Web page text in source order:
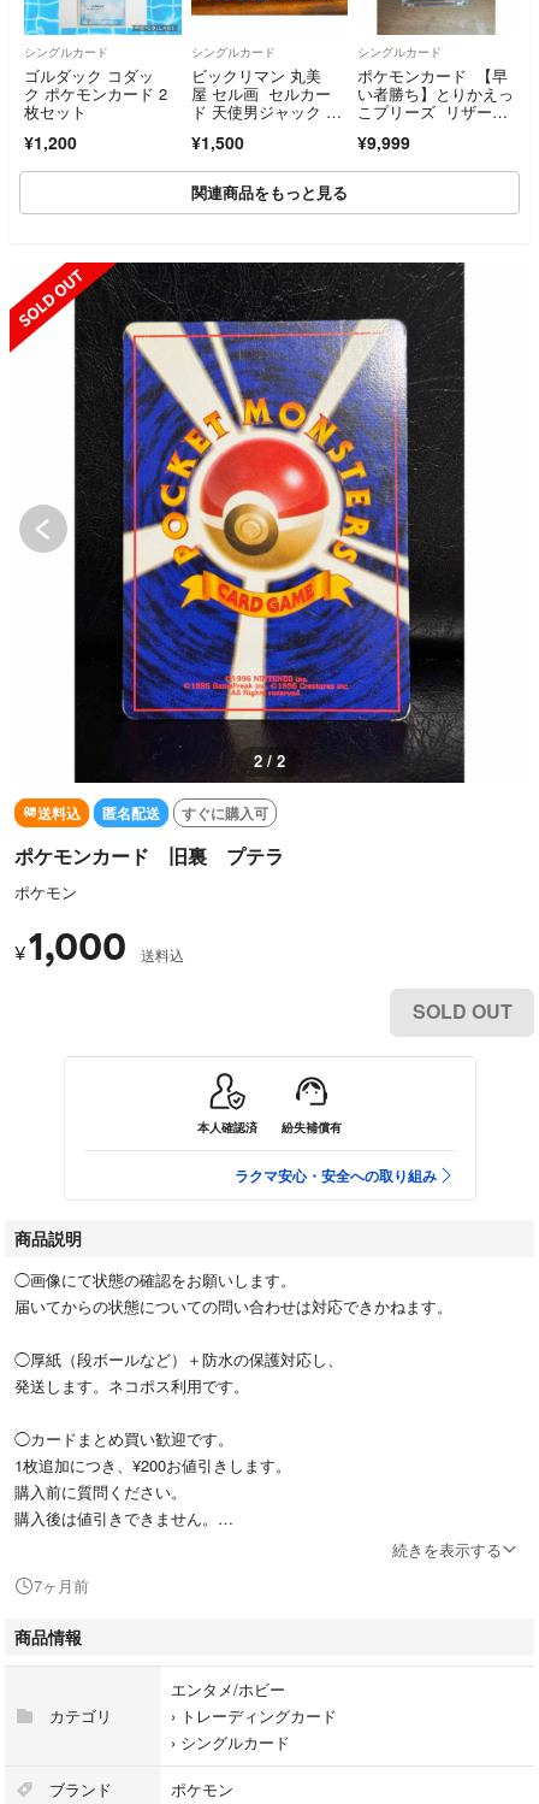
シングルカード
ゴルダック コダッ
ク ポケモンカード 2
枚セット
¥1,200
シングルカード
ビックリマン 丸美
屋 セル画 セルカー
ド 天使男ジャック ヤ
売り
¥1,500
シングルカード
ポケモンカード 【早
い者勝ち】とりかえっ
こプリーズ リザード
¥9,999
関連商品をもっと見る
SOLD OUT
2 / 2
送料込 匿名配送 すぐに購入可
ポケモンカード 旧裏 プテラ
ポケモン
¥1,000 送料込
SOLD OUT
本人確認済 紛失補償有
ラクマ安心・安全への取り組み
商品説明
◯画像にて状態の確認をお願いします。
届いてからの状態についての問い合わせは対応できかねます。
◯厚紙（段ボールなど）＋防水の保護対応し、
発送します。ネコポス利用です。
◯カードまとめ買い歓迎です。
1枚追加につき、¥200お値引きします。
購入前に質問ください。
購入後は値引きできません。
※美品と明記のものも長年経っているものですのでご理解の上、ご購入く
※主要なカードは既に手放してしまいましたので、
出品しているカード以外の、
「これはありますか？」などのご質問はお控えください。
#ポケモンカード
#ポケカ
#レア
続きを表示する
7ヶ月前
商品情報
カテゴリ
エンタメ/ホビー
› トレーディングカード
› シングルカード
ブランド ポケモン